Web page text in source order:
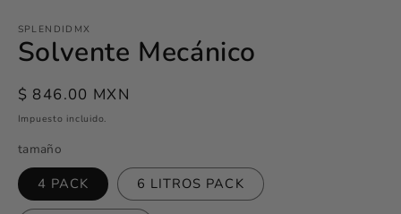
SPLENDIDMX
Solvente Mecánico
Precio
habitual
$ 846.00 MXN
Impuesto incluido.
tamaño
4 PACK 6 LITROS PACK